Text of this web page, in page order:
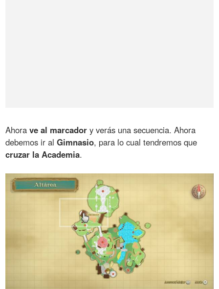
Ahorave al marcador y verás una secuencia. Ahora
debemos ir alGimnasio, para lo cual tendremos que
cruzar la Academia.